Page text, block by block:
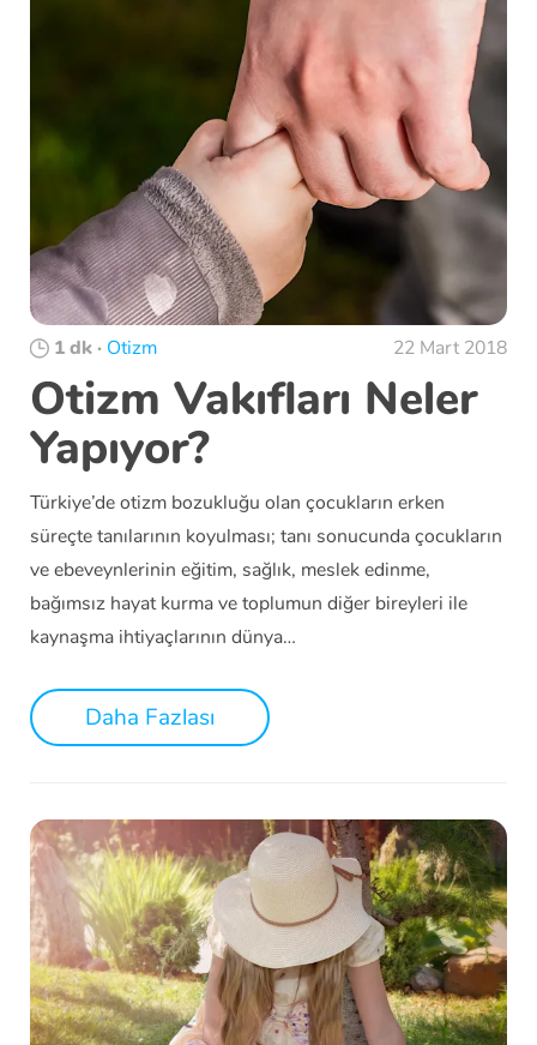
1 dk · Otizm 22 Mart 2018
Otizm Vakıfları Neler
Yapıyor?
Türkiye’de otizm bozukluğu olan çocukların erken
süreçte tanılarının koyulması; tanı sonucunda çocukların
ve ebeveynlerinin eğitim, sağlık, meslek edinme,
bağımsız hayat kurma ve toplumun diğer bireyleri ile
kaynaşma ihtiyaçlarının dünya…
Daha Fazlası